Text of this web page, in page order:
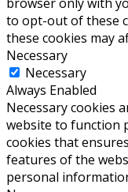
to opt-out of these
these cookies may
Necessary
Necessary
Always Enabled
Necessary cookies
website to function
cookies that
features of the
personal